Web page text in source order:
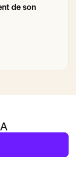
de son